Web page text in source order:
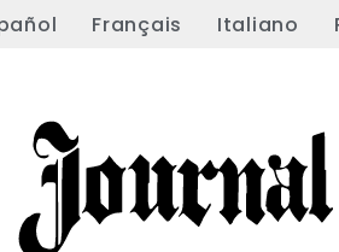
Français Italiano